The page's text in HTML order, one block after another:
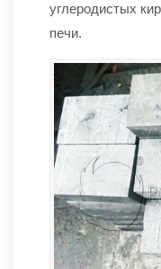
углеродистых
печи.